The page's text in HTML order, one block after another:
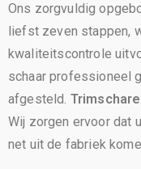
Ons zorgvuldig
liefst zeven stappen,
kwaliteitscontrole
schaar professioneel
afgesteld.
Wij zorgen ervoor dat
net uit de fabriek